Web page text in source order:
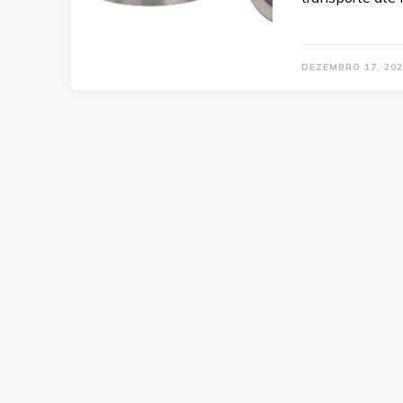
DEZEMBRO 17,